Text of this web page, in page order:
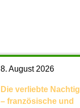
8. August 2026
Die verliebte
– französische und